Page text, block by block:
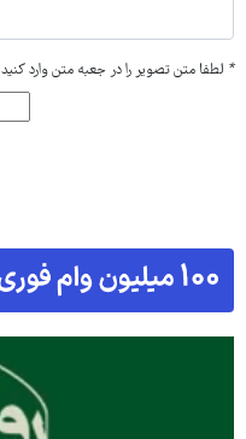
* لطفا متن تصویر را در جعبه متن وارد کنید